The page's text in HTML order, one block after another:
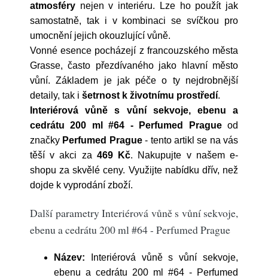
atmosféry nejen v interiéru. Lze ho použít jak
samostatně, tak i v kombinaci se svíčkou pro
umocnění jejich okouzlující vůně.
Vonné esence pocházejí z francouzského města
Grasse, často přezdívaného jako hlavní město
vůní. Základem je jak péče o ty nejdrobnější
detaily, tak i šetrnost k životnímu prostředí.
Interiérová vůně s vůní sekvoje, ebenu a
cedrátu 200 ml #64 - Perfumed Pragueod
značky Perfumed Prague- tento artikl se na vás
těší v akci za 469 Kč. Nakupujte v našem e-
shopu za skvělé ceny. Využijte nabídku dřív, než
dojde k vyprodání zboží.
Další parametry Interiérová vůně s vůní sekvoje,
ebenu a cedrátu 200 ml #64 - Perfumed Prague
Název: Interiérová vůně s vůní sekvoje,
ebenu a cedrátu 200 ml #64 - Perfumed